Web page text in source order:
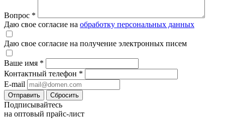
Вопрос *
Даю свое согласие на обработку персональных данных
Даю свое согласие на получение электронных писем
Ваше имя *
Контактный телефон *
E-mail
Отправить Сбросить
Подписывайтесь
на оптовый прайс-лист